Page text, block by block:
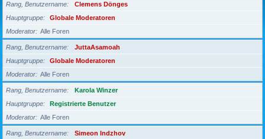
Rang, Benutzername
Clemens Dönges
Hauptgruppe
Globale Moderatoren
Moderator
Alle Foren
Rang, Benutzername
JuttaAsamoah
Hauptgruppe
Globale Moderatoren
Moderator
Alle Foren
Rang, Benutzername
Karola Winzer
Hauptgruppe
Registrierte Benutzer
Moderator
Alle Foren
Rang, Benutzername
Simeon Indzhov